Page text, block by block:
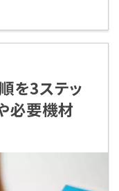
生の方へ
を3ステッ
必要機材